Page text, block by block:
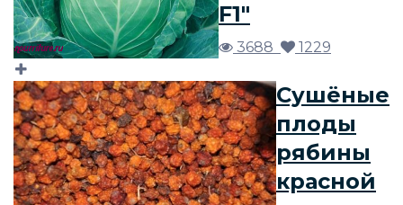
F1"
3688 1229
Сушёные
плоды
рябины
красной